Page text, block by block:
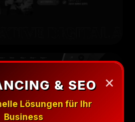
×
& SEO
Lösungen für Ihr
Business